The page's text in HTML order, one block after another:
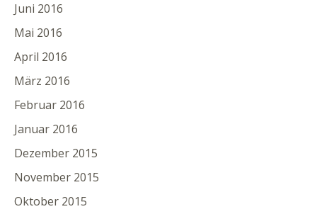
Juni 2016
Mai 2016
April 2016
März 2016
Februar 2016
Januar 2016
Dezember 2015
November 2015
Oktober 2015